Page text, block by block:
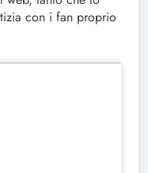
con i fan proprio